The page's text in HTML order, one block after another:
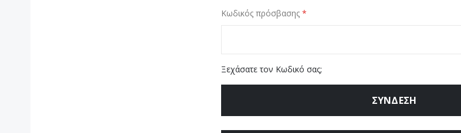
Κωδικός πρόσβασης
Ξεχάσατε τον Κωδικό σας;
ΣΎΝΔΕΣΗ